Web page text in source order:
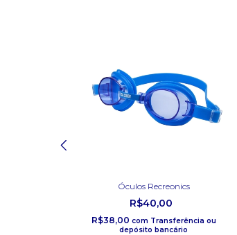
Óculos Recreonics
R$40,00
R$38,00 com Transferência ou
depósito bancário